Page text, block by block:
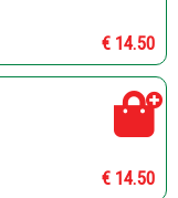
€ 14.50
€ 14.50